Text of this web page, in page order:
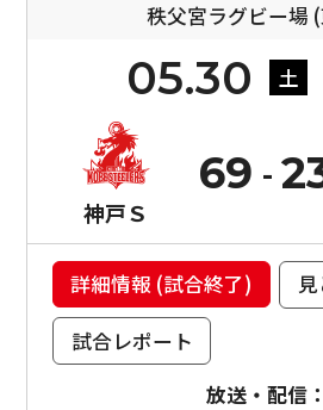
秩父宮ラグビー場
05.30 土
神戸Ｓ
69
詳細情報 (試合終了)
試合レポート
放送・配信：